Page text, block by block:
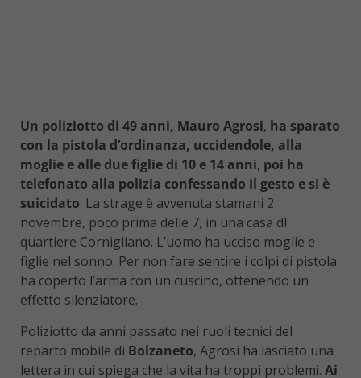
Un poliziotto di 49 anni, Mauro Agrosi, ha sparato
con la pistola d’ordinanza, uccidendole, alla
moglie e alle due figlie di 10 e 14 anni, poi ha
telefonato alla polizia confessando il gesto e si è
suicidato. La strage è avvenuta stamani 2
novembre, poco prima delle 7, in una casa dl
quartiere Cornigliano. L’uomo ha ucciso moglie e
figlie nel sonno. Per non fare sentire i colpi di pistola
ha coperto l’arma con un cuscino, ottenendo un
effetto silenziatore.
Poliziotto da anni passato nei ruoli tecnici del
reparto mobile di Bolzaneto, Agrosi ha lasciato una
lettera in cui spiega che la vita ha troppi problemi. Ai